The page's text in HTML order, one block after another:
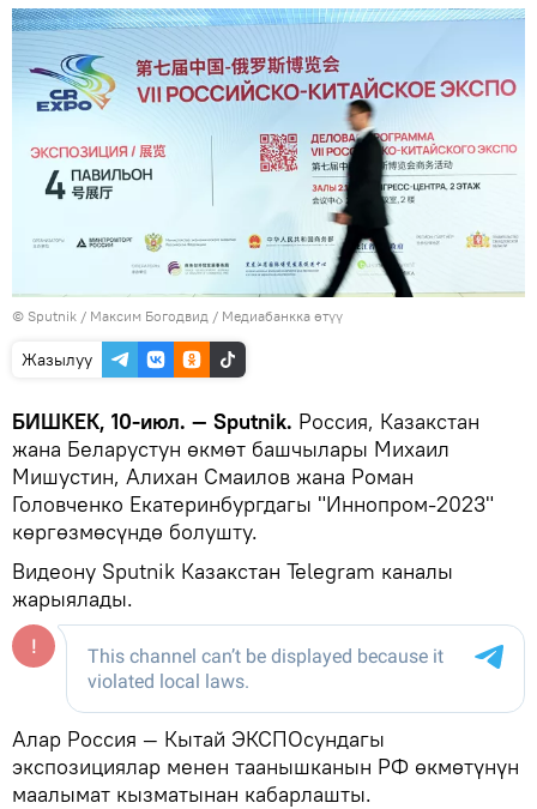
© Sputnik / Максим Богодвид / Медиабанкка өтүү
Жазылуу
БИШКЕК, 10-июл. — Sputnik. Россия, Казакстан
жана Беларустун өкмөт башчылары Михаил
Мишустин, Алихан Смаилов жана Роман
Головченко Екатеринбургдагы "Иннопром-2023"
көргөзмөсүндө болушту.
Видеону Sputnik Казакстан Telegram каналы
жарыялады.
Алар Россия — Кытай ЭКСПОсундагы
экспозициялар менен таанышканын РФ өкмөтүнүн
маалымат кызматынан кабарлашты.